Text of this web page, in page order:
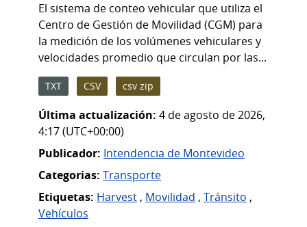
El sistema de conteo vehicular que utiliza el
Centro de Gestión de Movilidad (CGM) para
la medición de los volúmenes vehiculares y
velocidades promedio que circulan por las...
TXT CSV csv zip
Última actualización: 4 de agosto de 2026,
4:17 (UTC+00:00)
Publicador: Intendencia de Montevideo
Categorias: Transporte
Etiquetas: Harvest , Movilidad , Tránsito ,
Vehículos